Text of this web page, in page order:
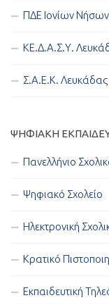
ΠΔΕ Ιονίων Νήσων
ΚΕ.Δ.Α.Σ.Υ.
Σ.Α.Ε.Κ. Λευκάδας
ΨΗΦΙΑΚΉ
Πανελλήνιο
Ψηφιακό Σχολείο
Ηλεκτρονική
Κρατικό
Εκπαιδευτική